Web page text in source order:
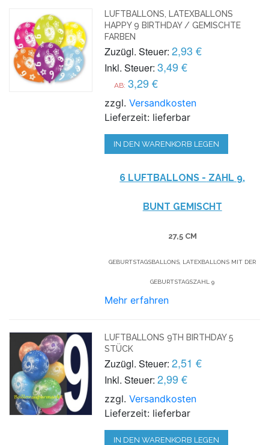
LUFTBALLONS, LATEXBALLONS
HAPPY 9 BIRTHDAY / GEMISCHTE
FARBEN
Zuzügl. Steuer: 2,93 €
Inkl. Steuer: 3,49 €
AB: 3,29 €
zzgl.Versandkosten
Lieferzeit: lieferbar
IN DEN WARENKORB LEGEN
6 LUFTBALLONS - ZAHL 9,
BUNT GEMISCHT
27,5 CM
GEBURTSTAGSBALLONS, LATEXBALLONS MIT DER
GEBURTSTAGSZAHL 9
Mehr erfahren
LUFTBALLONS 9TH BIRTHDAY 5
STÜCK
Zuzügl. Steuer: 2,51 €
Inkl. Steuer: 2,99 €
zzgl.Versandkosten
Lieferzeit: lieferbar
IN DEN WARENKORB LEGEN